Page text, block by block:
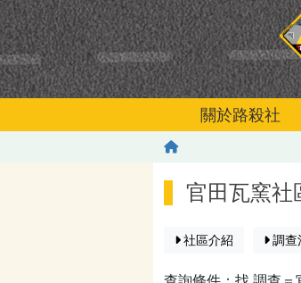
移至主內容
關於路殺社
官田瓦窯社
社區介紹 調查